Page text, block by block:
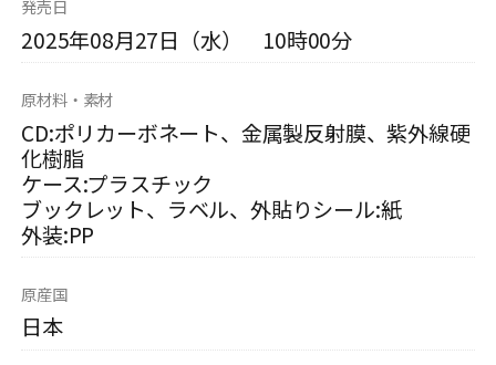
発売日
2025年08月27日（水） 10時00分
原材料・素材
CD:ポリカーボネート、金属製反射膜、紫外線硬
化樹脂
ケース:プラスチック
ブックレット、ラベル、外貼りシール:紙
外装:PP
原産国
日本